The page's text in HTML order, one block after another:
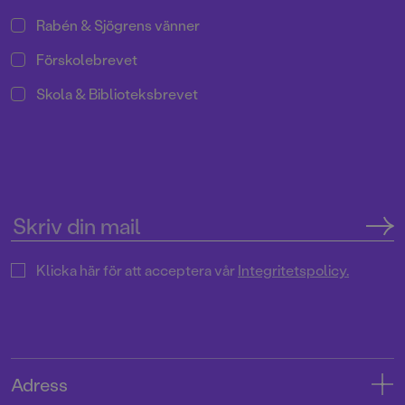
Rabén & Sjögrens vänner
Förskolebrevet
Skola & Biblioteksbrevet
Klicka här för att acceptera vårIntegritetspolicy.
Adress